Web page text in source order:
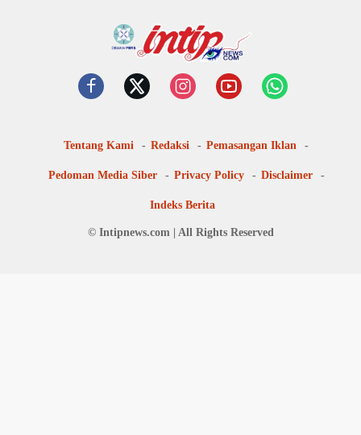
Tentang Kami Redaksi Pemasangan Iklan
Pedoman Media Siber Privacy Policy Disclaimer
Indeks Berita
© Intipnews.com | All Rights Reserved